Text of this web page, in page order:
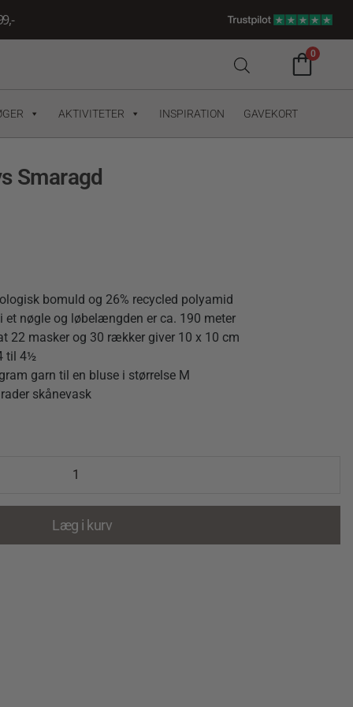
0
AKTIVITETER INSPIRATION GAVEKORT
Smaragd
bomuld og 26% recycled polyamid
et nøgle og løbelængden er ca. 190 meter
22 masker og 30 rækker giver 10 x 10 cm
til 4½
garn til en bluse i størrelse M
skånevask
Læg i kurv